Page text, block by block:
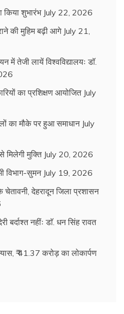
किया शुभारंभ July 22, 2026
की मुहिम बढ़ी आगे July 21,
में तेजी लायें विश्वविद्यालयः डॉ.
का प्रशिक्षण आयोजित July
का मौके पर हुआ समाधान July
मिलेगी मुक्ति July 20, 2026
विभाग-सुमन July 19, 2026
चेतावनी, देहरादून जिला प्रशासन
बर्दाश्त नहींः डाॅ. धन सिंह रावत
₹ 41.37 करोड़ का लोकार्पण